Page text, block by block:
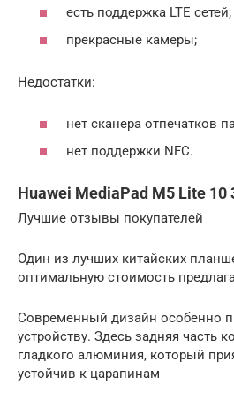
есть поддержка LTE сетей;
прекрасные камеры;
Недостатки:
нет сканера отпечатков
нет поддержки NFC.
Huawei MediaPad M5 Lite 10
Лучшие отзывы покупателей
Один из лучших китайских
оптимальную стоимость
Современный дизайн особенно
устройству. Здесь задняя часть
гладкого алюминия, который
устойчив к царапинам